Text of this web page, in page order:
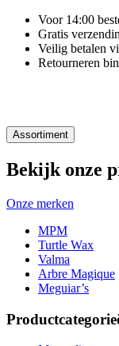
Voor 14:00
Gratis
Veilig betalen
Retourneren
Assortiment
Bekijk onze
Onze merken
MPM
Turtle Wax
Valma
Arbre Magique
Meguiar’s